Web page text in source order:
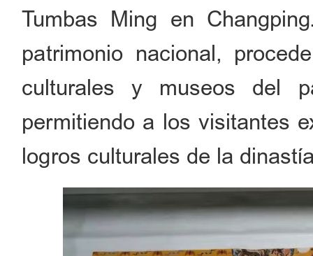
Tumbas Ming en
patrimonio nacional,
culturales y museos del
permitiendo a los visitantes
logros culturales de la